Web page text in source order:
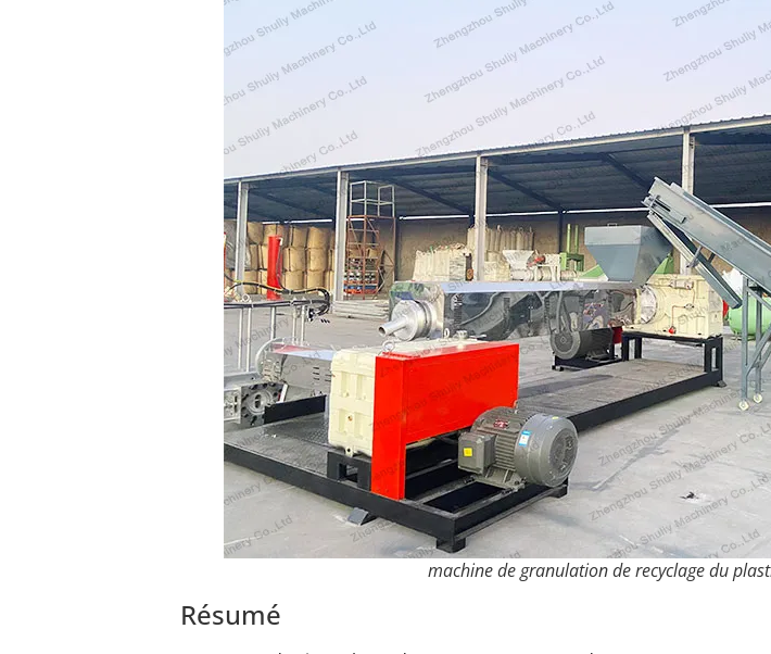
machine de granulation de recyclage du
Résumé